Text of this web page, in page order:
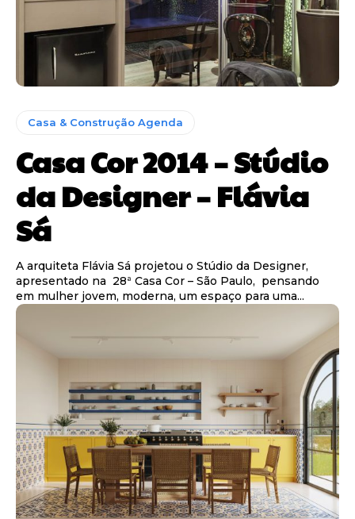
Casa & Construção Agenda
Casa Cor 2014 – Stúdio
da Designer – Flávia
Sá
A arquiteta Flávia Sá projetou o Stúdio da Designer,
apresentado na 28ª Casa Cor – São Paulo, pensando
em mulher jovem, moderna, um espaço para uma...